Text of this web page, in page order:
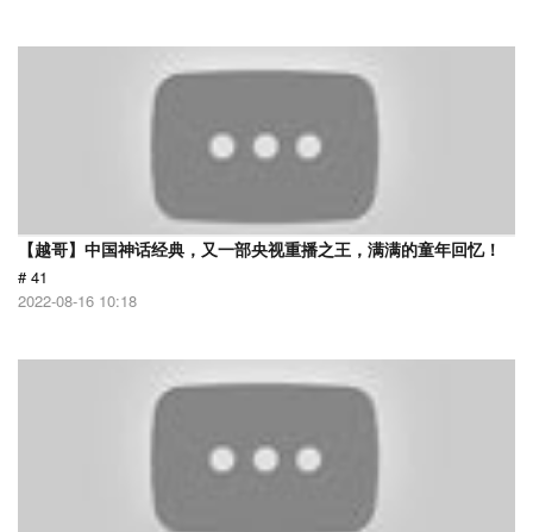
【越哥】中国神话经典，又一部央视重播之王，满满的童年回忆！
# 41
2022-08-16 10:18